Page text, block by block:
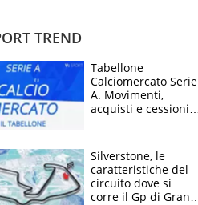
TREND
Tabellone
Calciomercato Serie
A. Movimenti,
acquisti e cessioni:
Silverstone, le
caratteristiche del
circuito dove si
corre il Gp di Gran